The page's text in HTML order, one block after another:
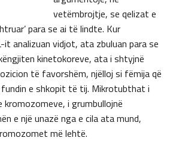
vetëmbrojtje, se qelizat e
para se ai të lindte. Kur
analizuan vidjot, ata zbuluan para se
kinetokoreve, ata i shtyjnë
të favorshëm, njëlloj si fëmija që
fundin e shkopit të tij. Mikrotubthat i
i grumbullojnë
e një unazë nga e cila ata mund,
më lehtë.